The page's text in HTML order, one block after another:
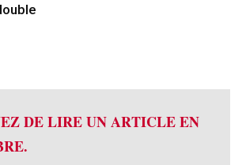
DE LIRE UN ARTICLE EN